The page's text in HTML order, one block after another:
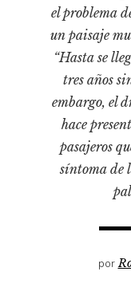
Libros usados
Literatura
Medioambiente
Narrativas visuales
Pensamiento
Pensamiento ilustrado
Personajes
el problema
un paisaje
“Hasta se
tres años
embargo, el
hace
pasajeros
síntoma de
por